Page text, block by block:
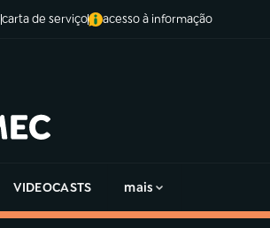
carta de serviço acesso à informação
VIDEOCASTS mais